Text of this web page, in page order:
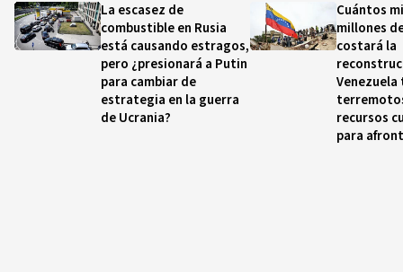
La escasez de
combustible en Rusia
está causando estragos,
pero ¿presionará a Putin
para cambiar de
estrategia en la guerra
de Ucrania?
Cuántos
millones
costará la
recursos
para